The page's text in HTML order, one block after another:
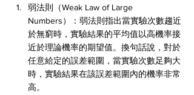
弱法則（Weak Law of Large
Numbers）：弱法則指出當實驗次數趨近
於無窮時，實驗結果的平均值以高機率接
近於理論機率的期望值。換句話說，對於
任意給定的誤差範圍，當實驗次數足夠大
時，實驗結果在該誤差範圍內的機率非常
高。